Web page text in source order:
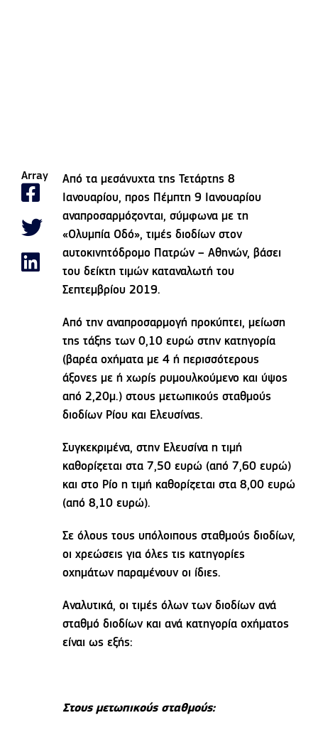
Array
Από τα μεσάνυχτα της Τετάρτης 8
Ιανουαρίου, προς Πέμπτη 9 Ιανουαρίου
αναπροσαρμόζονται, σύμφωνα με τη
«Ολυμπία Οδό», τιμές διοδίων στον
αυτοκινητόδρομο Πατρών – Αθηνών, βάσει
του δείκτη τιμών καταναλωτή του
Σεπτεμβρίου 2019.
Από την αναπροσαρμογή προκύπτει, μείωση
της τάξης των 0,10 ευρώ στην κατηγορία
(βαρέα οχήματα με 4 ή περισσότερους
άξονες με ή χωρίς ρυμουλκούμενο και ύψος
από 2,20μ.) στους μετωπικούς σταθμούς
διοδίων Ρίου και Ελευσίνας.
Συγκεκριμένα, στην Ελευσίνα η τιμή
καθορίζεται στα 7,50 ευρώ (από 7,60 ευρώ)
και στο Ρίο η τιμή καθορίζεται στα 8,00 ευρώ
(από 8,10 ευρώ).
Σε όλους τους υπόλοιπους σταθμούς διοδίων,
οι χρεώσεις για όλες τις κατηγορίες
οχημάτων παραμένουν οι ίδιες.
Αναλυτικά, οι τιμές όλων των διοδίων ανά
σταθμό διοδίων και ανά κατηγορία οχήματος
είναι ως εξής:
Στους μετωπικούς σταθμούς: